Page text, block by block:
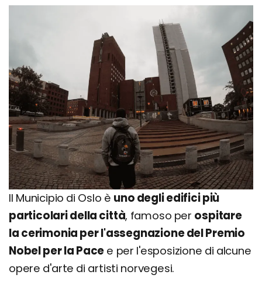
Il Municipio di Oslo è uno degli edifici più
particolari della città, famoso per ospitare
la cerimonia per l'assegnazione del Premio
Nobel per la Pace e per l'esposizione di alcune
opere d'arte di artisti norvegesi.